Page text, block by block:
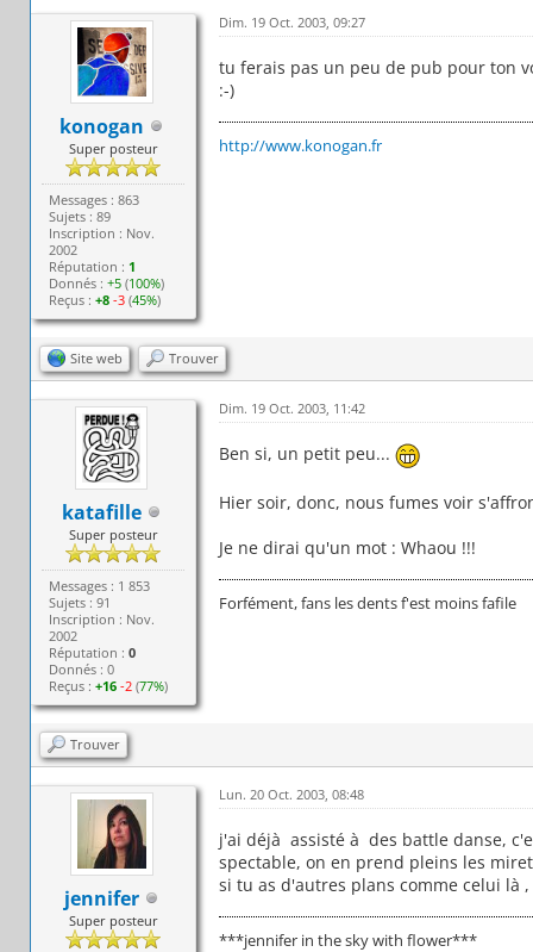
konogan
Super posteur
Messages : 863
Sujets : 89
Inscription : Nov.
2002
Réputation : 1
Donnés :+5 (100%)
Reçus :+8 -3 (45%)
Dim. 19 Oct. 2003, 09:27
tu ferais pas un peu de pub pour ton
:-)
http://www.konogan.fr
Site web Trouver
katafille
Super posteur
Messages : 1 853
Sujets : 91
Inscription : Nov.
2002
Réputation :0
Donnés : 0
Reçus :+16 -2 (77%)
Dim. 19 Oct. 2003, 11:42
Ben si, un petit peu...
Hier soir, donc, nous fumes voir
Je ne dirai qu'un mot : Whaou !!!
Forfément, fans les dents f'est moins fafile
Trouver
jennifer
Super posteur
Lun. 20 Oct. 2003, 08:48
j'ai déjà assisté à des battle danse,
spectable, on en prend pleins les
si tu as d'autres plans comme celui là
***jennifer in the sky with flower***